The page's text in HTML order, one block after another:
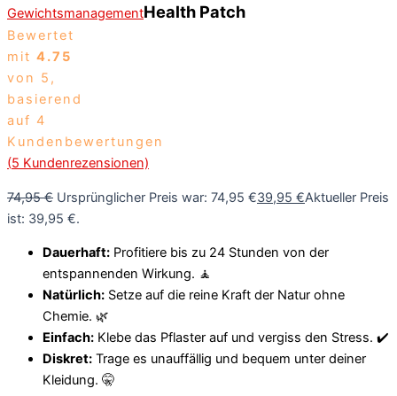
GewichtsmanagementHealth Patch
Bewertet
mit 4.75
von 5,
basierend
auf 4
Kundenbewertungen
(5 Kundenrezensionen)
74,95€ Ursprünglicher Preis war: 74,95 €39,95 €Aktueller Preis
ist: 39,95 €.
Dauerhaft: Profitiere bis zu 24 Stunden von der
entspannenden Wirkung. 🧘
Natürlich: Setze auf die reine Kraft der Natur ohne
Chemie. 🌿
Einfach: Klebe das Pflaster auf und vergiss den Stress. ✔️
Diskret: Trage es unauffällig und bequem unter deiner
Kleidung. 🤫